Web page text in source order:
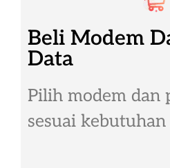
Beli Modem
Data
Pilih modem dan
sesuai